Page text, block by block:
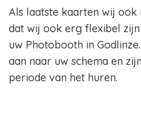
Als laatste kaarten wij ook
dat wij ook erg flexibel
uw Photobooth in
aan naar uw schema en
periode van het huren.